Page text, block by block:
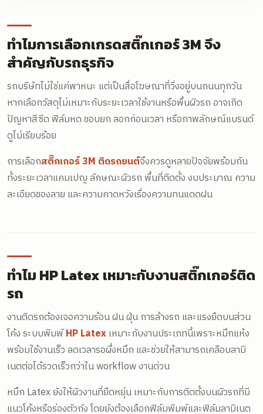
ทำไมการเลือกเกรดสติ๊กเกอร์ 3M จึง
สำคัญกับรถธุรกิจ
รถบริษัทไม่ใช่แค่พาหนะ แต่เป็นสื่อโฆษณาที่วิ่งอยู่บนถนนทุกวัน
หากเลือกวัสดุไม่เหมาะกับระยะเวลาใช้งานหรือพื้นผิวรถ อาจเกิด
ปัญหาสีซีด ฟิล์มหด ขอบยก ลอกก่อนเวลา หรือภาพลักษณ์แบรนด์
ดูไม่เรียบร้อย
การเลือกสติ๊กเกอร์ 3M ติดรถยนต์จึงควรดูหลายปัจจัยพร้อมกัน
ทั้งระยะเวลาแคมเปญ ลักษณะผิวรถ พื้นที่ติดตั้ง งบประมาณ ความ
ละเอียดของลาย และความคาดหวังเรื่องความทนแดดฝน
ทำไม HP Latex เหมาะกับงานสติ๊กเกอร์ติด
รถ
งานติดรถต้องเจอความร้อน ฝน ฝุ่น การล้างรถ และแรงยืดบนส่วน
โค้ง ระบบพิมพ์HP Latexเหมาะกับงานประเภทนี้เพราะหมึกแห้ง
พร้อมใช้งานเร็ว ลดเวลารอผึ่งหมึก และช่วยให้สามารถเคลือบลามิ
เนตต่อได้รวดเร็วกว่าใน workflow งานด่วน
หมึก Latex ยังให้ผิวงานที่ยืดหยุ่น เหมาะกับการติดตั้งบนผิวรถที่มี
แนวโค้งหรือร่องตัวถัง โดยยังต้องเลือกฟิล์มพิมพ์และฟิล์มลามิเนต